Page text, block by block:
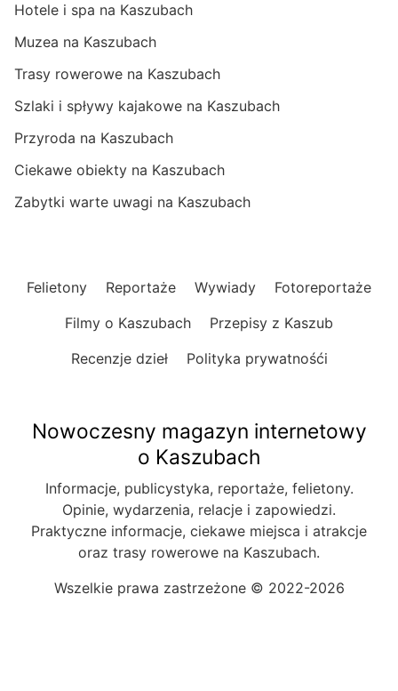
Hotele i spa na Kaszubach
Muzea na Kaszubach
Trasy rowerowe na Kaszubach
Szlaki i spływy kajakowe na Kaszubach
Przyroda na Kaszubach
Ciekawe obiekty na Kaszubach
Zabytki warte uwagi na Kaszubach
Felietony Reportaże Wywiady
Fotoreportaże
Filmy o Kaszubach
Przepisy z Kaszub
Recenzje dzieł
Polityka prywatnośći
Nowoczesny magazyn internetowy
o Kaszubach
Informacje, publicystyka, reportaże, felietony.
Opinie, wydarzenia, relacje i zapowiedzi.
Praktyczne informacje, ciekawe miejsca i atrakcje
oraz trasy rowerowe na Kaszubach.
Wszelkie prawa zastrzeżone © 2022-2026